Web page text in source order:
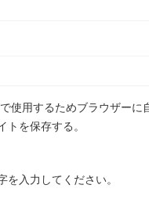
使用するためブラウザーに
トを保存する。
を入力してください。